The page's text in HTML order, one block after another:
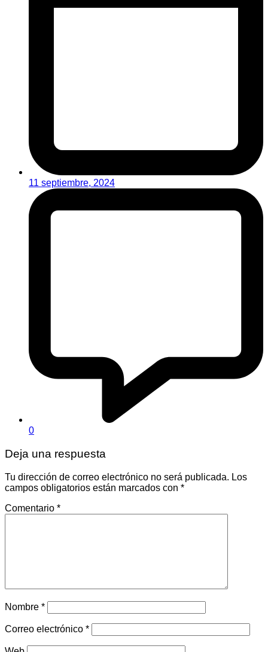
11 septiembre, 2024
0
Deja una respuesta
Tu dirección de correo electrónico no será publicada. Los
campos obligatorios están marcados con *
Comentario *
Nombre *
Correo electrónico *